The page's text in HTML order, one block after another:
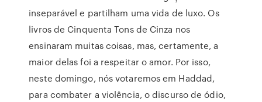
inseparável e partilham uma vida de luxo. Os
livros de Cinquenta Tons de Cinza nos
ensinaram muitas coisas, mas, certamente, a
maior delas foi a respeitar o amor. Por isso,
neste domingo, nós votaremos em Haddad,
para combater a violência, o discurso de ódio,